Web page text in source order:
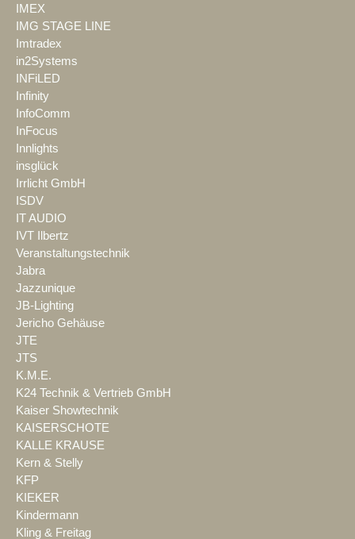
IMEX
IMG STAGE LINE
Imtradex
in2Systems
INFiLED
Infinity
InfoComm
InFocus
Innlights
insglück
Irrlicht GmbH
ISDV
IT AUDIO
IVT Ilbertz
Veranstaltungstechnik
Jabra
Jazzunique
JB-Lighting
Jericho Gehäuse
JTE
JTS
K.M.E.
K24 Technik & Vertrieb GmbH
Kaiser Showtechnik
KAISERSCHOTE
KALLE KRAUSE
Kern & Stelly
KFP
KIEKER
Kindermann
Kling & Freitag